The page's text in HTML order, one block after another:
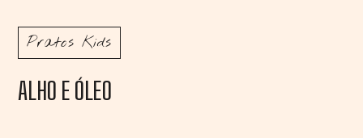
Pratos Kids
ALHO E ÓLEO